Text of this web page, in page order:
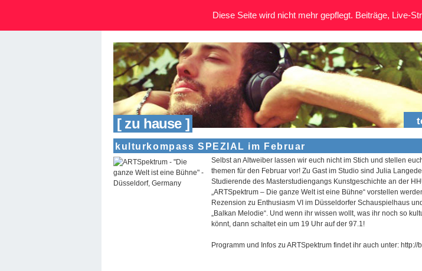
[ zu hause ]
kulturkompass SPEZIAL im Februar
Selbst an Altweiber lassen wir euch nicht im Stich und stellen
themen für den Februar vor! Zu Gast im Studio sind Julia
Studierende des Masterstudiengangs Kunstgeschichte an der
„ARTSpektrum – Die ganze Welt ist eine Bühne“ vorstellen
Rezension zu Enthusiasm VI im Düsseldorfer Schauspielhaus
„Balkan Melodie“. Und wenn ihr wissen wollt, was ihr noch so
könnt, dann schaltet ein um 19 Uhr auf der 97.1!
Programm und Infos zu ARTSpektrum findet ihr auch unter: http://
Diese Seite wird nicht mehr gepflegt. Beiträge, Live-